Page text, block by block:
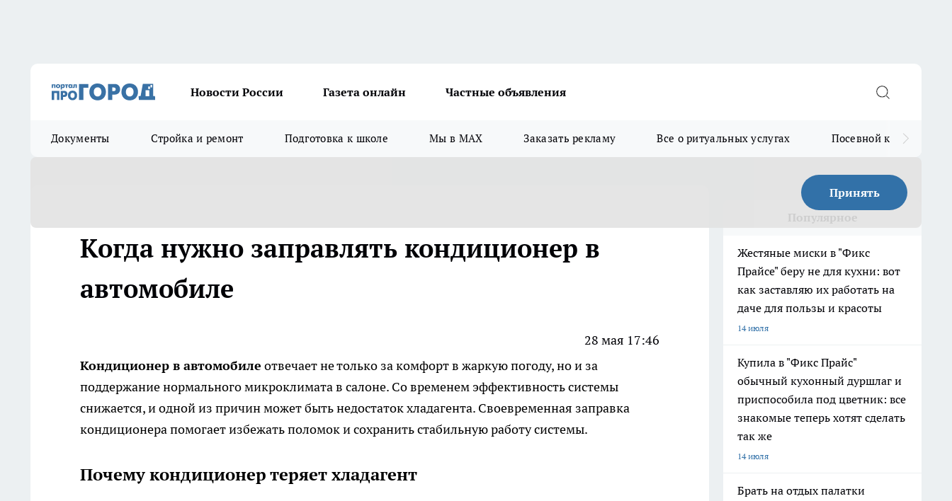
Новости России Газета онлайн Частные объявления
Документы Стройка и ремонт Подготовка к школе Мы в MAX Заказать рекламу Все о ритуальных услугах Посевной календарь
Принять
Когда нужно заправлять кондиционер в
автомобиле
28 мая 17:46
Кондиционер в автомобиле отвечает не только за комфорт в жаркую погоду, но и за
поддержание нормального микроклимата в салоне. Со временем эффективность системы
снижается, и одной из причин может быть недостаток хладагента. Своевременная заправка
кондиционера помогает избежать поломок и сохранить стабильную работу системы.
Почему кондиционер теряет хладагент
Жестяные миски в "Фикс
Прайсе" беру не для кухни: вот
как заставляю их работать на
даче для пользы и красоты
14 июля
Купила в "Фикс Прайс"
обычный кухонный дуршлаг и
приспособила под цветник: все
знакомые теперь хотят сделать
так же
14 июля
Брать на отдых палатки